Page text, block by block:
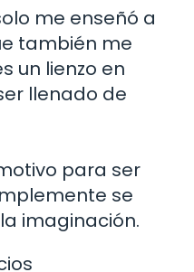
me enseñó a
también me
un lienzo en
llenado de
para ser
se
imaginación.